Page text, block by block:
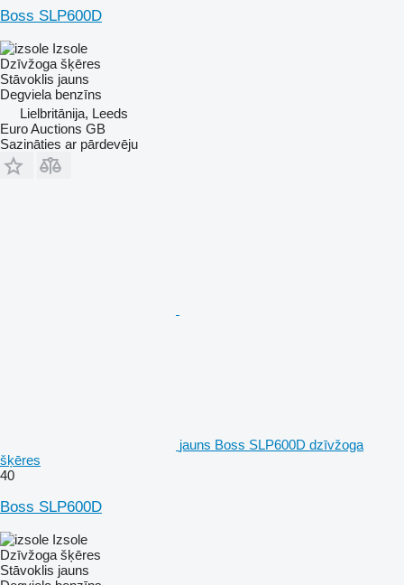
Boss SLP600D
Izsole
Dzīvžoga šķēres
Stāvoklis jauns
Degviela benzīns
Lielbritānija, Leeds
Euro Auctions GB
Sazināties ar pārdevēju
jauns Boss SLP600D dzīvžoga
šķēres
40
Boss SLP600D
Izsole
Dzīvžoga šķēres
Stāvoklis jauns